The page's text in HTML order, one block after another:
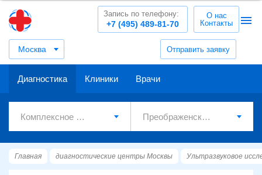
Москва Отправить заявку
+7 (495) 489-81-70
Запись по телефону:
О нас
Контакты
Диагностика Клиники Врачи
Главная диагностические центры Москвы Ультразвуковое